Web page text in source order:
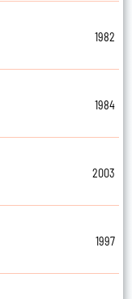
1982
1984
2003
1997